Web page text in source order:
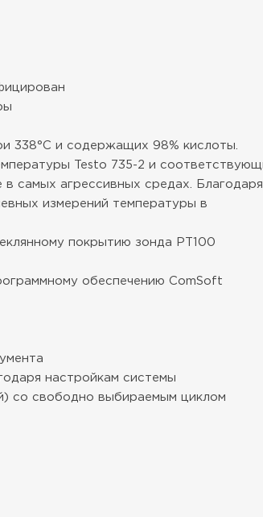
338°С и содержащих 98% кислоты.
Testo 735-2 и
самых агрессивных средах. Благодаря
измерений температуры в
покрытию зонда PT100
обеспечению ComSoft
настройкам системы
со свободно выбираемым циклом